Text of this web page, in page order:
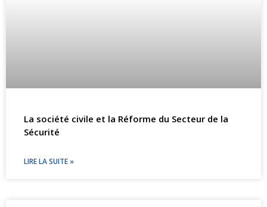
La société civile et la Réforme du Secteur de la
Sécurité
LIRE LA SUITE »